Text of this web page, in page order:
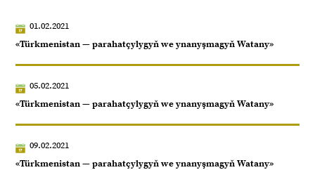
01.02.2021
«Türkmenistan — parahatçylygyň we ynanyşmagyň Watany»
05.02.2021
«Türkmenistan — parahatçylygyň we ynanyşmagyň Watany»
09.02.2021
«Türkmenistan — parahatçylygyň we ynanyşmagyň Watany»